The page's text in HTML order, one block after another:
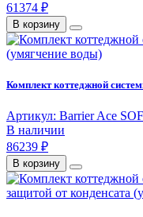
61374 ₽
В корзину
Комплект коттеджной
Артикул: Barrier Ace
В наличии
86239 ₽
В корзину